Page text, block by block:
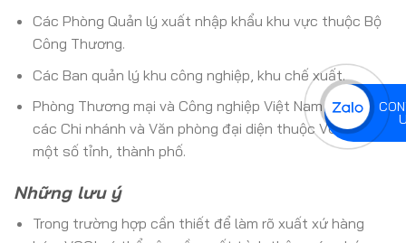
Các Phòng Quản lý xuất nhập khẩu khu vực thuộc Bộ
Công Thương.
Các Ban quản lý khu công nghiệp, khu chế xuất.
Phòng Thương mại và Công nghiệp Việt Nam (VCCI) và
các Chi nhánh và Văn phòng đại diện thuộc VCCI tại
một số tỉnh, thành phố.
Những lưu ý
Trong trường hợp cần thiết để làm rõ xuất xứ hàng